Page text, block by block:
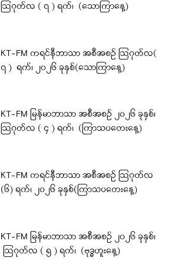
ဩဂုတ်လ ( ၇ ) ရက်၊ (သောကြာနေ့)
KT-FM ကရင်နီဘာသာ အစီအစဉ် ဩဂုတ်လ(
၇ ) ရက်၊ ၂၀၂၆ ခုနှစ်(သောကြာနေ့)
KT-FM မြန်မာဘာသာ အစီအစဉ် ၂၀၂၆ ခုနှစ်၊
ဩဂုတ်လ ( ၄ ) ရက်၊ (ကြာသပတေးနေ့)
KT-FM ကရင်နီဘာသာ အစီအစဉ် ဩဂုတ်လ
(၆) ရက်၊ ၂၀၂၆ ခုနှစ်(ကြာသပတေးနေ့)
KT-FM မြန်မာဘာသာ အစီအစဉ် ၂၀၂၆ ခုနှစ်၊
ဩဂုတ်လ ( ၅ ) ရက်၊ (ဗုဒ္ဓဟူးနေ့)